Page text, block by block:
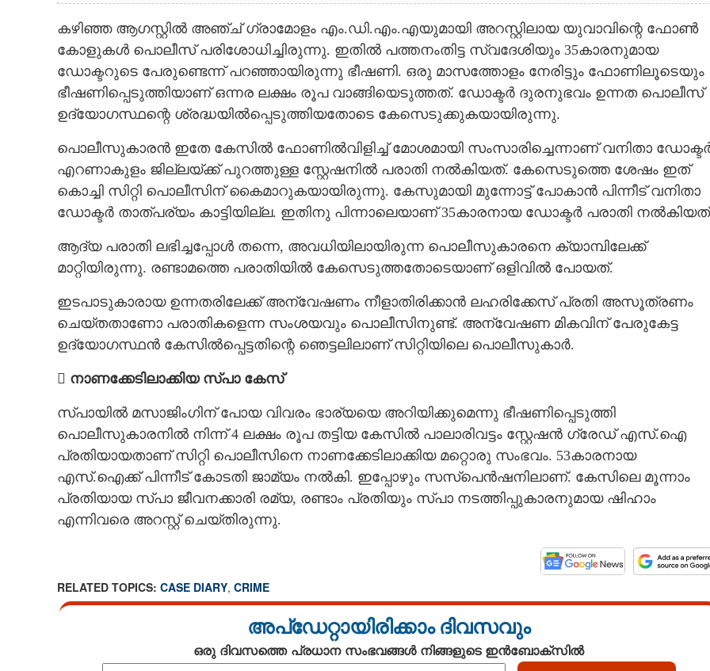
കഴിഞ്ഞ ആഗസ്റ്റിൽ അഞ്ച് ഗ്രാമോളം എം.ഡി.എം.എയുമായി അറസ്റ്റി​ലായ യുവാവിന്റെ ഫോൺ
കോളുകൾ പൊലീസ് പരിശോധിച്ചിരുന്നു. ഇതിൽ പത്തനംതിട്ട സ്വദേശിയും 35കാരനുമായ
ഡോക്ടറുടെ പേരുണ്ടെന്ന് പറഞ്ഞായിരുന്നു ഭീഷണി. ഒരു മാസത്തോളം നേരിട്ടും ഫോണിലൂടെയും
ഭീഷണിപ്പെടുത്തിയാണ് ഒന്നര ലക്ഷം രൂപ വാങ്ങിയെടുത്തത്. ഡോക്ടർ ദുരനുഭവം ഉന്നത പൊലീസ്
ഉദ്യോഗസ്ഥന്റെ ശ്രദ്ധയിൽപ്പെടുത്തിയതോടെ കേസെടുക്കുകയായിരുന്നു.
പൊലീസുകാരൻ ഇതേ കേസിൽ ഫോണിൽവിളിച്ച് മോശമായി സംസാരിച്ചെന്നാണ് വനിതാ
എറണാകുളം ജില്ലയ്‌ക്ക് പുറത്തുള്ള സ്റ്റേഷനിൽ പരാതി നൽകിയത്. കേസെടുത്തെ ശേഷം ഇത്
കൊച്ചി സിറ്റി പൊലീസിന് കൈമാറുകയായിരുന്നു. കേസുമായി മുന്നോട്ട് പോകാൻ പിന്നീട് വനിതാ
ഡോക്ടർ താത്പര്യം കാട്ടിയില്ല. ഇതിനു പിന്നാലെയാണ് 35കാരനായ ഡോക്ടർ പരാതി
ആദ്യ പരാതി ലഭിച്ചപ്പോൾ തന്നെ, അവധിയിലായിരുന്ന പൊലീസുകാരനെ ക്യാമ്പിലേക്ക്
മാറ്റിയിരുന്നു. രണ്ടാമത്തെ പരാതിയിൽ കേസെടുത്തതോടെയാണ് ഒളിവിൽ പോയത്.
ഇടപാടുകാരായ ഉന്നതരിലേക്ക് അന്വേഷണം നീളാതിരിക്കാൻ ലഹരിക്കേസ് പ്രതി അസൂത്രണം
ചെയ്തതാണോ പരാതികളെന്ന സംശയവും പൊലീസിനുണ്ട്. അന്വേഷണ മികവിന് പേരുകേട്ട
ഉദ്യോഗസ്ഥൻ കേസിൽപ്പെട്ടതിന്റെ ഞെട്ടലിലാണ് സിറ്റിയിലെ പൊലീസുകാർ.
 നാണക്കേടിലാക്കിയ സ്പാ കേസ്
സ്പായിൽ മസാജിംഗിന് പോയ വിവരം ഭാര്യയെ അറിയിക്കുമെന്നു ഭീഷണിപ്പെടുത്തി
പൊലീസുകാരനിൽ നിന്ന് 4 ലക്ഷം രൂപ തട്ടിയ കേസിൽ പാലാരിവട്ടം സ്റ്റേഷൻ ഗ്രേഡ് എസ്.ഐ
പ്രതിയായതാണ് സിറ്റി പൊലീസിനെ നാണക്കേടിലാക്കിയ മറ്റൊരു സംഭവം. 53കാരനായ
എസ്.ഐക്ക് പിന്നീട് കോടതി ജാമ്യം നൽകി. ഇപ്പോഴും സസ്‌പെൻഷനിലാണ്. കേസിലെ മൂന്നാം
പ്രതിയായ സ്പാ ജീവനക്കാരി രമ്യ, രണ്ടാം പ്രതിയും സ്പാ നടത്തിപ്പുകാരനുമായ ഷിഹാം
എന്നിവരെ അറസ്റ്റ് ചെയ്തിരുന്നു.
RELATED TOPICS: CASE DIARY, CRIME
അപ്ഡേറ്റായിരിക്കാം ദിവസവും
ഒരു ദിവസത്തെ പ്രധാന സംഭവങ്ങൾ നിങ്ങളുടെ ഇൻബോക്സിൽ